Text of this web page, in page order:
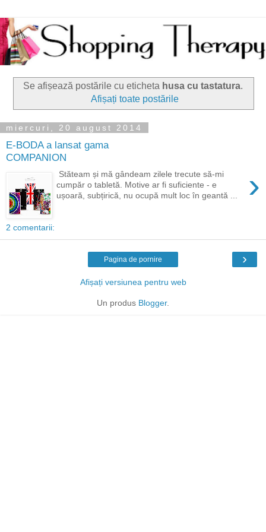
Se afișează postările cu eticheta husa cu tastatura.
Afișați toate postările
miercuri, 20 august 2014
E-BODA a lansat gama
COMPANION
›
Stăteam și mă gândeam zilele trecute să-mi
cumpăr o tabletă. Motive ar fi suficiente - e
ușoară, subțirică, nu ocupă mult loc în geantă ...
2 comentarii:
›
Pagina de pornire
Afișați versiunea pentru web
Un produs Blogger.